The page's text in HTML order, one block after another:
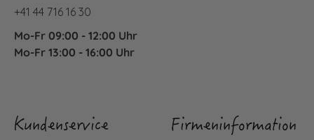
+41 44 716 16 30
Mo-Fr 09:00 - 12:00 Uhr
Mo-Fr 13:00 - 16:00 Uhr
Kundenservice Firmeninformation